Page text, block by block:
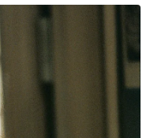
bagi
perubatan di